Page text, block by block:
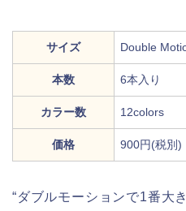
サイズ Double
本数 6本入り
カラー数 12colors
価格 900円(税別)
“ダブルモーションで1番大